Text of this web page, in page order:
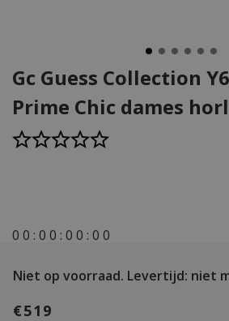
Gc Guess Collection
Prime Chic dames
0 0 : 0 0 : 0 0 : 0 0
Niet op voorraad. Levertijd: niet
€519